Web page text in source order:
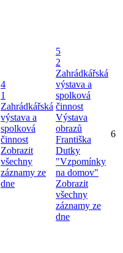
4
1
Zahrádkářská
výstava a
spolková
činnost
Zobrazit
všechny
záznamy ze
dne
5
2
Zahrádkářská
výstava a
spolková
činnost
Výstava
obrazů
Františka
Dutky
"Vzpomínky
na domov"
Zobrazit
všechny
záznamy ze
dne
6